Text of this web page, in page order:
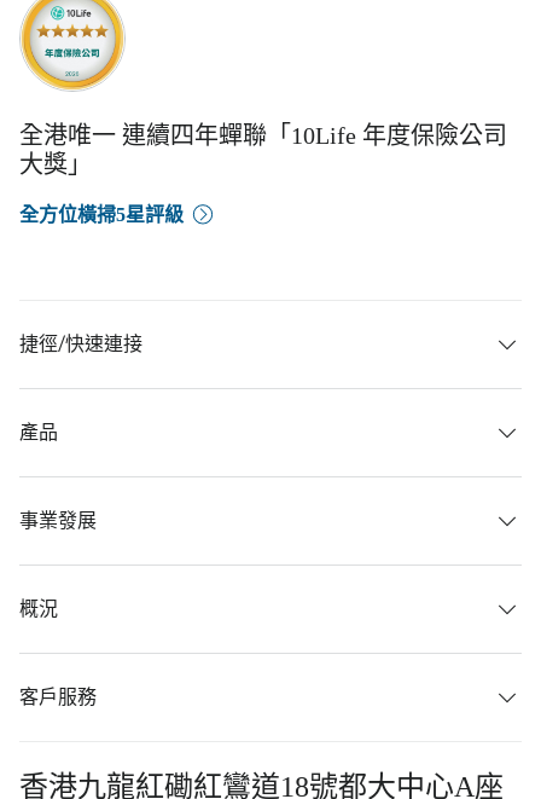
全港唯一 連續四年蟬聯「10Life 年度保險公司
大獎」
全方位橫掃5星評級
捷徑/快速連接
產品
事業發展
概況
客戶服務
香港九龍紅磡紅鸞道18號都大中心A座